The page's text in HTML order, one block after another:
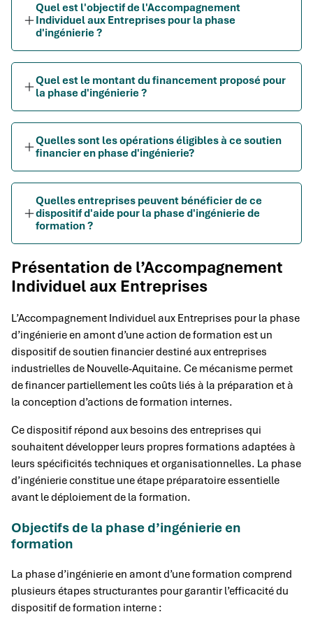
Quel est l'objectif de l'Accompagnement
Individuel aux Entreprises pour la phase
d'ingénierie ?
Quel est le montant du financement proposé pour
la phase d'ingénierie ?
Quelles sont les opérations éligibles à ce soutien
financier en phase d'ingénierie?
Quelles entreprises peuvent bénéficier de ce
dispositif d'aide pour la phase d'ingénierie de
formation ?
Présentation de l’Accompagnement
Individuel aux Entreprises
L’Accompagnement Individuel aux Entreprises pour la phase
d’ingénierie en amont d’une action de formation est un
dispositif de soutien financier destiné aux entreprises
industrielles de Nouvelle-Aquitaine. Ce mécanisme permet
de financer partiellement les coûts liés à la préparation et à
la conception d’actions de formation internes.
Ce dispositif répond aux besoins des entreprises qui
souhaitent développer leurs propres formations adaptées à
leurs spécificités techniques et organisationnelles. La phase
d’ingénierie constitue une étape préparatoire essentielle
avant le déploiement de la formation.
Objectifs de la phase d’ingénierie en
formation
La phase d’ingénierie en amont d’une formation comprend
plusieurs étapes structurantes pour garantir l’efficacité du
dispositif de formation interne :